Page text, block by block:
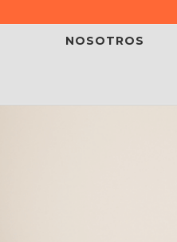
NOSOTROS